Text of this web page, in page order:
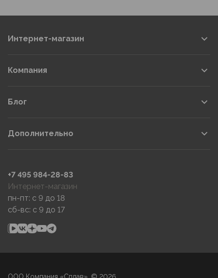
Интернет-магазин
Компания
Блог
Дополнительно
+7 495 984-28-83
Интернет-магазин
пн-пт: c 9 до 18
сб-вс: c 9 до 17